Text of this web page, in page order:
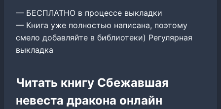
— БЕСПЛАТНО в процессе выкладки
— Книга уже полностью написана, поэтому
смело добавляйте в библиотеки) Регулярная
выкладка
Читать книгу Сбежавшая
невеста дракона онлайн